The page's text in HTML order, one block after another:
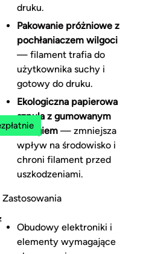
druku.
Pakowanie próżniowe z
pochłaniaczem wilgoci
— filament trafia do
użytkownika suchy i
gotowy do druku.
Ekologiczna papierowa
szpula z gumowanym
brzegiem— zmniejsza
wpływ na środowisko i
chroni filament przed
uszkodzeniami.
Zastosowania
Obudowy elektroniki i
elementy wymagające